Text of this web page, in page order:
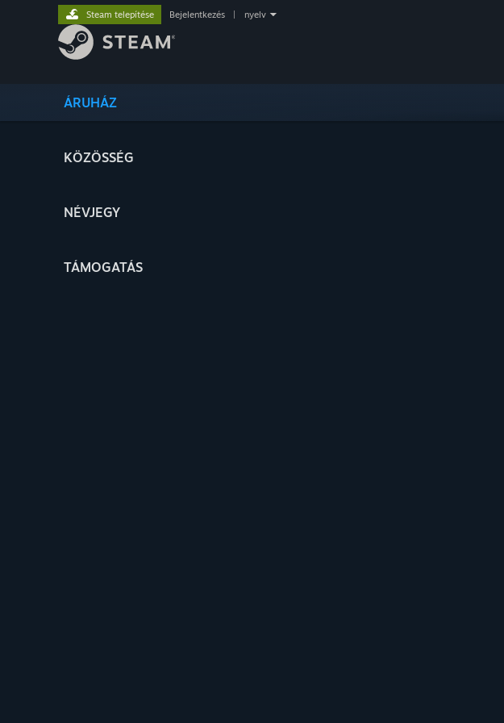
ÁRUHÁZ
KÖZÖSSÉG
NÉVJEGY
TÁMOGATÁS
Steam telepítése Bejelentkezés nyelv